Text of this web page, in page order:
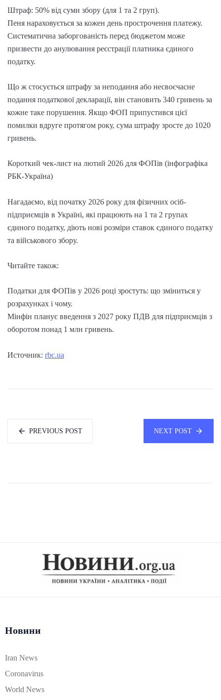
Штраф: 50% від суми збору (для 1 та 2 груп).
Пеня нараховується за кожен день прострочення платежу.
Систематична заборгованість перед бюджетом може
призвести до анулювання реєстрації платника єдиного
податку.
Що ж стосується штрафу за неподання або несвоєчасне
подання податкової декларації, він становить 340 гривень за
кожне таке порушення. Якщо ФОП припустився цієї
помилки вдруге протягом року, сума штрафу зросте до 1020
гривень.
Короткий чек-лист на лютий 2026 для ФОПів (інфографіка
РБК-Україна)
Нагадаємо, від початку 2026 року для фізичних осіб-
підприємців в Україні, які працюють на 1 та 2 групах
єдиного податку, діють нові розміри ставок єдиного податку
та військового збору.
Читайте також:
Податки для ФОПів у 2026 році зростуть: що зміниться у
розрахунках і чому.
Мінфін планує введення з 2027 року ПДВ для підприємців з
оборотом понад 1 млн гривень.
Источник: rbc.ua
PREVIOUS POST NEXT POST
Новини
Iran News
Coronavirus
World News